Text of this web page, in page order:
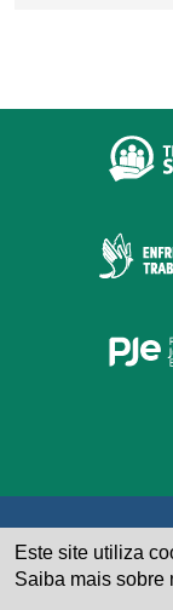
Este site utiliza
Saiba mais sobre